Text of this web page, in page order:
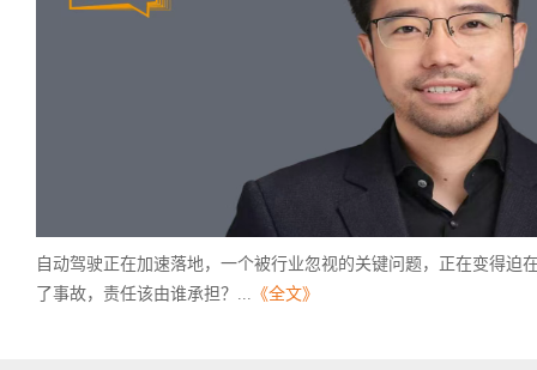
自动驾驶正在加速落地，一个被行业忽视的关键问题，正在变得迫
了事故，责任该由谁承担？... 《全文》